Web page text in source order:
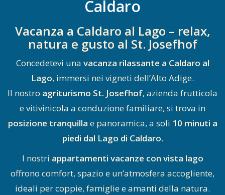
Caldaro
Vacanza a Caldaro al Lago – relax,
natura e gusto al St. Josefhof
Concedetevi una vacanza rilassante a Caldaro al
Lago, immersi nei vigneti dell’Alto Adige.
Il nostro agriturismo St. Josefhof, azienda frutticola
e vitivinicola a conduzione familiare, si trova in
posizione tranquilla e panoramica, a soli 10 minuti a
piedi dal Lago di Caldaro.
I nostri appartamenti vacanze con vista lago
offrono comfort, spazio e un’atmosfera accogliente,
ideali per coppie, famiglie e amanti della natura.